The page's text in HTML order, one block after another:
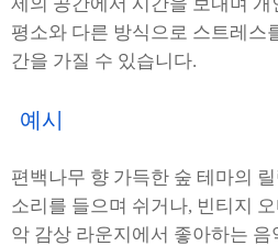
평소와 다른 방식으로 스트레스
간을 가질 수 있습니다.
예시
편백나무 향 가득한 숲 테마의
소리를 들으며 쉬거나, 빈티지
악 감상 라운지에서 좋아하는